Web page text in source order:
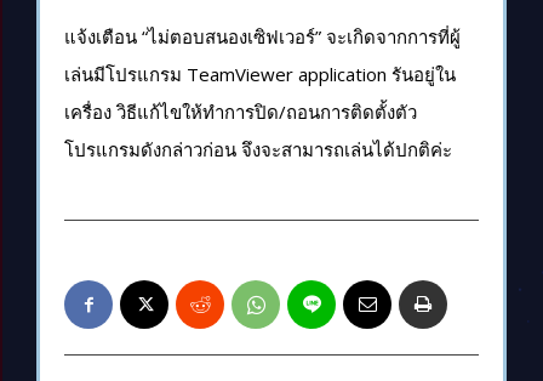
แจ้งเตือน “ไม่ตอบสนองเซิฟเวอร์” จะเกิดจากการที่ผู้
เล่นมีโปรแกรม TeamViewer application รันอยู่ใน
เครื่อง วิธีแก้ไขให้ทำการปิด/ถอนการติดตั้งตัว
โปรแกรมดังกล่าวก่อน จึงจะสามารถเล่นได้ปกติค่ะ